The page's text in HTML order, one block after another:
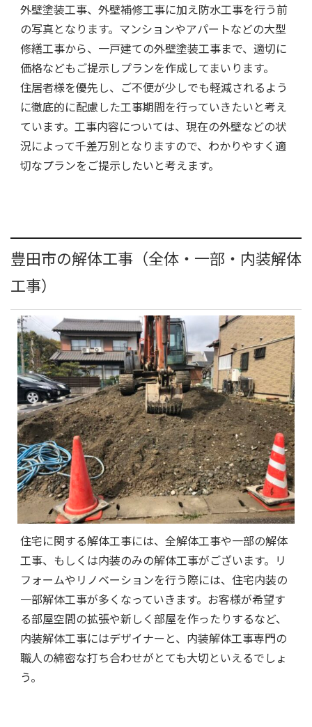
外壁塗装工事、外壁補修工事に加え防水工事を行う前
の写真となります。マンションやアパートなどの大型
修繕工事から、一戸建ての外壁塗装工事まで、適切に
価格などもご提示しプランを作成してまいります。
住居者様を優先し、ご不便が少しでも軽減されるよう
に徹底的に配慮した工事期間を行っていきたいと考え
ています。工事内容については、現在の外壁などの状
況によって千差万別となりますので、わかりやすく適
切なプランをご提示したいと考えます。
豊田市の解体工事（全体・一部・内装解体
工事）
住宅に関する解体工事には、全解体工事や一部の解体
工事、もしくは内装のみの解体工事がございます。リ
フォームやリノベーションを行う際には、住宅内装の
一部解体工事が多くなっていきます。お客様が希望す
る部屋空間の拡張や新しく部屋を作ったりするなど、
内装解体工事にはデザイナーと、内装解体工事専門の
職人の綿密な打ち合わせがとても大切といえるでしょ
う。